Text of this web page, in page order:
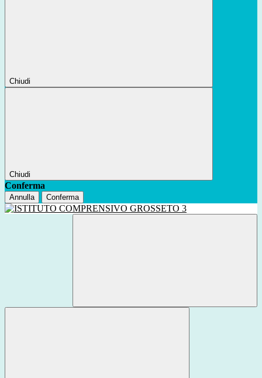
Chiudi
Chiudi
Conferma
Annulla Conferma